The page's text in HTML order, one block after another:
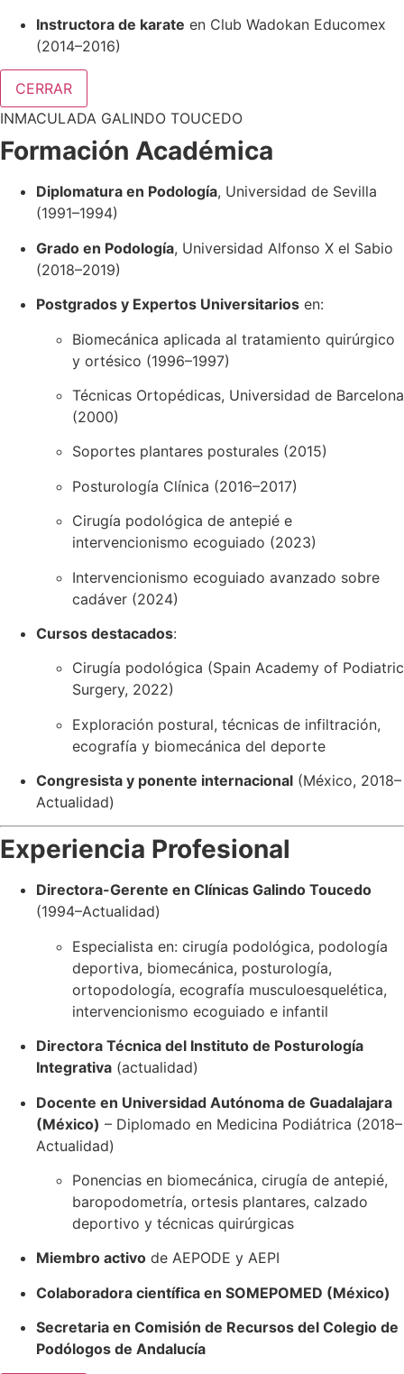
Instructora de karate en Club Wadokan Educomex
(2014–2016)
CERRAR
INMACULADA GALINDO TOUCEDO
Formación Académica
Diplomatura en Podología, Universidad de Sevilla
(1991–1994)
Grado en Podología, Universidad Alfonso X el Sabio
(2018–2019)
Postgrados y Expertos Universitarios en:
Biomecánica aplicada al tratamiento quirúrgico
y ortésico (1996–1997)
Técnicas Ortopédicas, Universidad de Barcelona
(2000)
Soportes plantares posturales (2015)
Posturología Clínica (2016–2017)
Cirugía podológica de antepié e
intervencionismo ecoguiado (2023)
Intervencionismo ecoguiado avanzado sobre
cadáver (2024)
Cursos destacados:
Cirugía podológica (Spain Academy of Podiatric
Surgery, 2022)
Exploración postural, técnicas de infiltración,
ecografía y biomecánica del deporte
Congresista y ponente internacional (México, 2018–
Actualidad)
Experiencia Profesional
Directora-Gerente en Clínicas Galindo Toucedo
(1994–Actualidad)
Especialista en: cirugía podológica, podología
deportiva, biomecánica, posturología,
ortopodología, ecografía musculoesquelética,
intervencionismo ecoguiado e infantil
Directora Técnica del Instituto de Posturología
Integrativa (actualidad)
Docente en Universidad Autónoma de Guadalajara
(México) – Diplomado en Medicina Podiátrica (2018–
Actualidad)
Ponencias en biomecánica, cirugía de antepié,
baropodometría, ortesis plantares, calzado
deportivo y técnicas quirúrgicas
Miembro activo de AEPODE y AEPI
Colaboradora científica en SOMEPOMED (México)
Secretaria en Comisión de Recursos del Colegio de
Podólogos de Andalucía